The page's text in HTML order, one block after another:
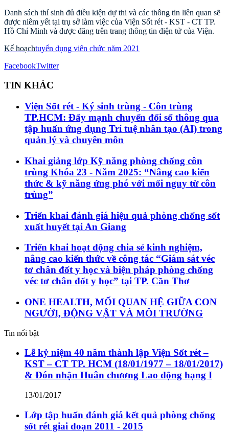
Danh sách thí sinh đủ điều kiện dự thi và các thông tin liên quan sẽ
được niêm yết tại trụ sở làm việc của Viện Sốt rét - KST - CT TP.
Hồ Chí Minh và được đăng trên trang thông tin điện tử của Viện.
Kế hoạchtuyển dụng viên chức năm 2021
FacebookTwitter
TIN KHÁC
Viện Sốt rét - Ký sinh trùng - Côn trùng
TP.HCM: Đẩy mạnh chuyển đổi số thông qua
tập huấn ứng dụng Trí tuệ nhân tạo (AI) trong
quản lý và chuyên môn
Khai giảng lớp Kỹ năng phòng chống côn
trùng Khóa 23 - Năm 2025: “Nâng cao kiến
thức & kỹ năng ứng phó với mối nguy từ côn
trùng”
Triển khai đánh giá hiệu quả phòng chống sốt
xuất huyết tại An Giang
Triển khai hoạt động chia sẻ kinh nghiệm,
nâng cao kiến thức về công tác “Giám sát véc
tơ chân đốt y học và biện pháp phòng chống
véc tơ chân đốt y học” tại TP. Cần Thơ
ONE HEALTH, MỐI QUAN HỆ GIỮA CON
NGƯỜI, ĐỘNG VẬT VÀ MÔI TRƯỜNG
Tin nổi bật
Lễ kỷ niệm 40 năm thành lập Viện Sốt rét –
KST – CT TP. HCM (18/01/1977 – 18/01/2017)
& Đón nhận Huân chương Lao động hạng I
13/01/2017
Lớp tập huấn đánh giá kết quả phòng chống
sốt rét giai đoạn 2011 - 2015